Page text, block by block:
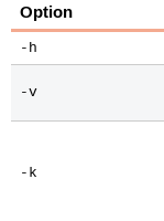
Option
-h
-v
-k